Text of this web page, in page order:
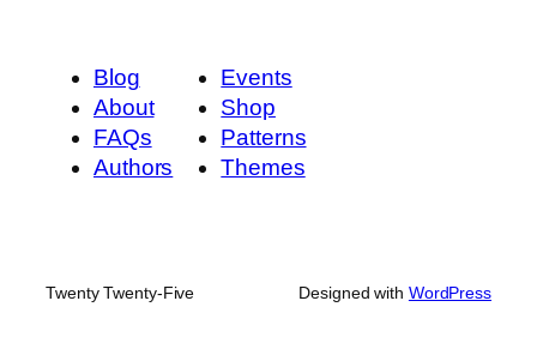
Blog
About
FAQs
Authors
Events
Shop
Patterns
Themes
Twenty Twenty-Five Designed with WordPress